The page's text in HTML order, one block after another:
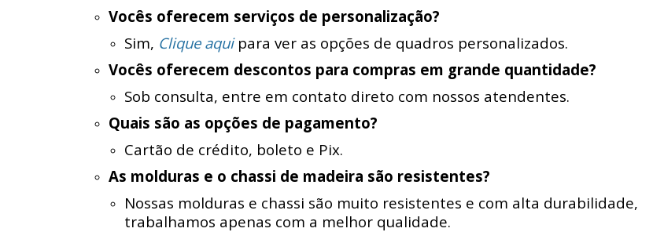
Vocês oferecem serviços de personalização?
Sim, Clique aqui para ver as opções de quadros personalizados.
Vocês oferecem descontos para compras em grande quantidade?
Sob consulta, entre em contato direto com nossos atendentes.
Quais são as opções de pagamento?
Cartão de crédito, boleto e Pix.
As molduras e o chassi de madeira são resistentes?
Nossas molduras e chassi são muito resistentes e com alta durabilidade,
trabalhamos apenas com a melhor qualidade.